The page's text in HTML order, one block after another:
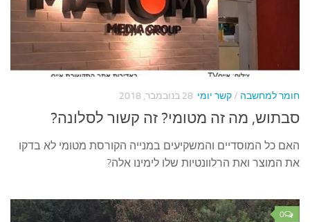
חומר למחשבה /קשר יומי 28 בנובמבר, 2018
סבתוש, מה זה מטומי? זה קשור לסלונה?
האם כל המוסדיים והמשקיעים במנייה הקורסת מטומי לא בדקו
את המוצר ואת הרלוונטיות שלו לימינו אלה?
0